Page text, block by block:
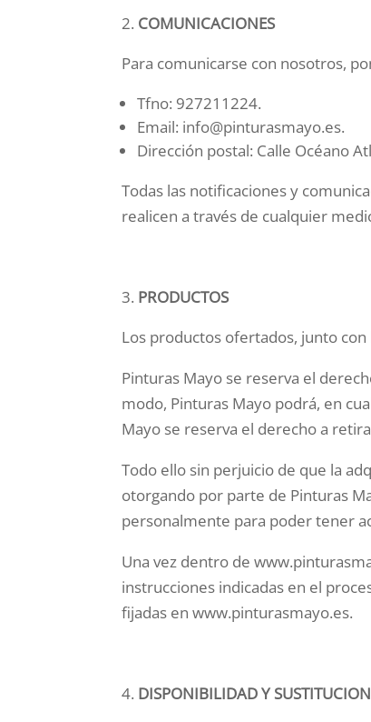
COMUNICACIONES
Para comunicarse con nosotros,
Tfno: 927211224.
Email: info@pinturasmayo.es.
Dirección postal: Calle Océano
Todas las notificaciones y
realicen a través de cualquier
PRODUCTOS
Los productos ofertados, junto
Pinturas Mayo se reserva el
modo, Pinturas Mayo podrá, en
Mayo se reserva el derecho a
Todo ello sin perjuicio de que la
otorgando por parte de Pinturas
personalmente para poder tener
Una vez dentro de
instrucciones indicadas en el
fijadas en www.pinturasmayo.es.
DISPONIBILIDAD Y